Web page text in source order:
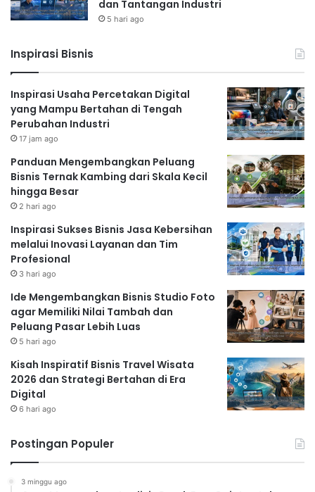
dan Tantangan Industri
5 hari ago
Inspirasi Bisnis
Inspirasi Usaha Percetakan Digital
yang Mampu Bertahan di Tengah
Perubahan Industri
17 jam ago
Panduan Mengembangkan Peluang
Bisnis Ternak Kambing dari Skala Kecil
hingga Besar
2 hari ago
Inspirasi Sukses Bisnis Jasa Kebersihan
melalui Inovasi Layanan dan Tim
Profesional
3 hari ago
Ide Mengembangkan Bisnis Studio Foto
agar Memiliki Nilai Tambah dan
Peluang Pasar Lebih Luas
5 hari ago
Kisah Inspiratif Bisnis Travel Wisata
2026 dan Strategi Bertahan di Era
Digital
6 hari ago
Postingan Populer
3 minggu ago